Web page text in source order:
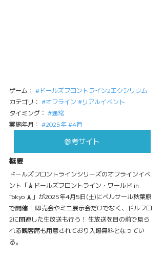
ゲーム： #ドールズフロントライン2エクシリウム
カテゴリ： #オフライン #リアルイベント
タイミング： #通常
実施年月： #2025年#4月
参考サイト
概要
ドールズフロントラインシリーズのオフラインイベ
ント「🗼ドールズフロントライン・ワールド in
Tokyo 🗼」が2025年4月5日(土)にベルサール秋葉原
で開催！ 即売会やミニ展示会だけでなく、ドルフロ
2に関連した生放送も行う！ 生放送を目の前で見ら
れる観客席も用意されており入場無料となってい
る。